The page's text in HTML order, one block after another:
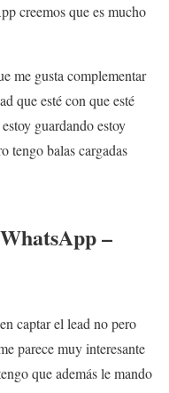
creemos que es mucho
me gusta complementar
que esté con que esté
guardando estoy
tengo balas cargadas
–
captar el lead no pero
parece muy interesante
que además le mando